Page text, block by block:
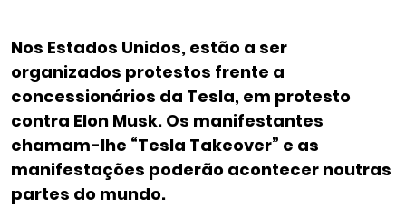
Nos Estados Unidos, estão a ser
organizados protestos frente a
concessionários da Tesla, em protesto
contra Elon Musk. Os manifestantes
chamam-lhe “Tesla Takeover” e as
manifestações poderão acontecer noutras
partes do mundo.